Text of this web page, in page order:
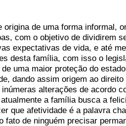
origina de uma forma informal,
com o objetivo de dividirem
expectativas de vida, e até
desta família, com isso o
uma maior proteção do
dando assim origem ao
alterações de acordo
a família busca a
que afetividade é a palavra
fato de ninguém precisar